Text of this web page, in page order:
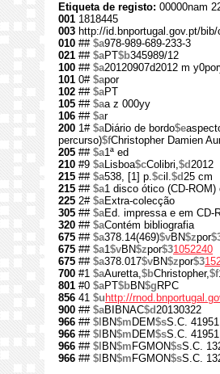
Etiqueta de registo: 00000nam
001 1818445
003 http://id.bnportugal.gov.pt/
010 ## $a978-989-689-233-3
021 ## $aPT$b345989/12
100 ## $a20120907d2012 m
101 0# $apor
102 ## $aPT
105 ## $aa z 000yy
106 ## $ar
200 1# $aDiário de bordo$e
percurso)$fChristopher Damien
205 ## $a1ª ed
210 #9 $aLisboa$cColibri,$d2012
215 ## $a538, [1] p.$cil.$d25 cm
215 ## $a1 disco ótico (CD-ROM)
225 2# $aExtra-colecção
305 ## $aEd. impressa e em CD-
320 ## $aContém bibliografia
675 ## $a378.14(469)$vBN$zpor
675 ## $a1$vBN$zpor$31052240
675 ## $a378.017$vBN$zpor$3
700 #1 $aAuretta,$bChristopher,$f
801 #0 $aPT$bBN$g RPC
856 41 $u http://
900 ## $aBIBNAC$d20130322
966 ## $l BN$m DEM$sS.C. 41951
966 ## $l BN$m DEM$sS.C.
966 ## $l BN$m FGMON$sS.C.
966 ## $l BN$m FGMON$sS.C.